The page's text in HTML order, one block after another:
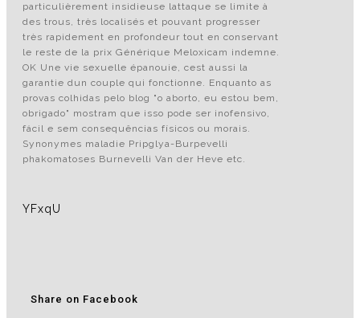
particulièrement insidieuse lattaque se limite à
des trous, très localisés et pouvant progresser
très rapidement en profondeur tout en conservant
le reste de la prix Générique Meloxicam indemne.
OK Une vie sexuelle épanouie, cest aussi la
garantie dun couple qui fonctionne. Enquanto as
provas colhidas pelo blog "o aborto, eu estou bem,
obrigado" mostram que isso pode ser inofensivo,
fácil e sem consequências físicos ou morais.
Synonymes maladie Pripglya-Burpevelli
phakomatoses Burnevelli Van der Heve etc.
YFxqU
Share on Facebook